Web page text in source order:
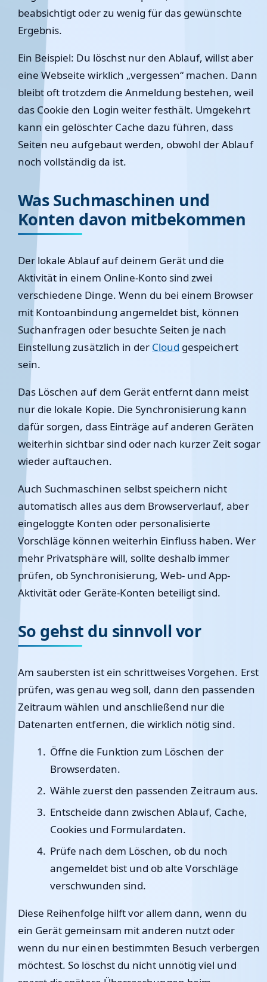
beabsichtigt oder zu wenig für das gewünschte
Ergebnis.
Ein Beispiel: Du löschst nur den Ablauf, willst aber
eine Webseite wirklich „vergessen“ machen. Dann
bleibt oft trotzdem die Anmeldung bestehen, weil
das Cookie den Login weiter festhält. Umgekehrt
kann ein gelöschter Cache dazu führen, dass
Seiten neu aufgebaut werden, obwohl der Ablauf
noch vollständig da ist.
Was Suchmaschinen und
Konten davon mitbekommen
Der lokale Ablauf auf deinem Gerät und die
Aktivität in einem Online-Konto sind zwei
verschiedene Dinge. Wenn du bei einem Browser
mit Kontoanbindung angemeldet bist, können
Suchanfragen oder besuchte Seiten je nach
Einstellung zusätzlich in der Cloud gespeichert
sein.
Das Löschen auf dem Gerät entfernt dann meist
nur die lokale Kopie. Die Synchronisierung kann
dafür sorgen, dass Einträge auf anderen Geräten
weiterhin sichtbar sind oder nach kurzer Zeit sogar
wieder auftauchen.
Auch Suchmaschinen selbst speichern nicht
automatisch alles aus dem Browserverlauf, aber
eingeloggte Konten oder personalisierte
Vorschläge können weiterhin Einfluss haben. Wer
mehr Privatsphäre will, sollte deshalb immer
prüfen, ob Synchronisierung, Web- und App-
Aktivität oder Geräte-Konten beteiligt sind.
So gehst du sinnvoll vor
Am saubersten ist ein schrittweises Vorgehen. Erst
prüfen, was genau weg soll, dann den passenden
Zeitraum wählen und anschließend nur die
Datenarten entfernen, die wirklich nötig sind.
Öffne die Funktion zum Löschen der
Browserdaten.
Wähle zuerst den passenden Zeitraum aus.
Entscheide dann zwischen Ablauf, Cache,
Cookies und Formulardaten.
Prüfe nach dem Löschen, ob du noch
angemeldet bist und ob alte Vorschläge
verschwunden sind.
Diese Reihenfolge hilft vor allem dann, wenn du
ein Gerät gemeinsam mit anderen nutzt oder
wenn du nur einen bestimmten Besuch verbergen
möchtest. So löschst du nicht unnötig viel und